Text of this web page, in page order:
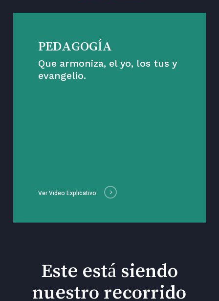
PEDAGOGÍA
Que armoniza, el yo, los tus y
evangelio.
Ver Video Explicativo
Este está siendo
nuestro recorrido